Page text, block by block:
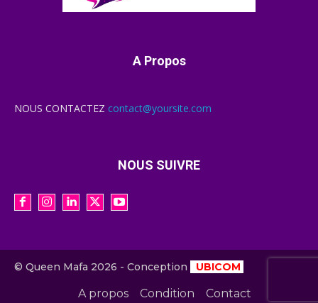
A Propos
NOUS CONTACTEZ contact@yoursite.com
NOUS SUIVRE
© Queen Mafa 2026 - Conception UBICOM
A propos Condition Contact